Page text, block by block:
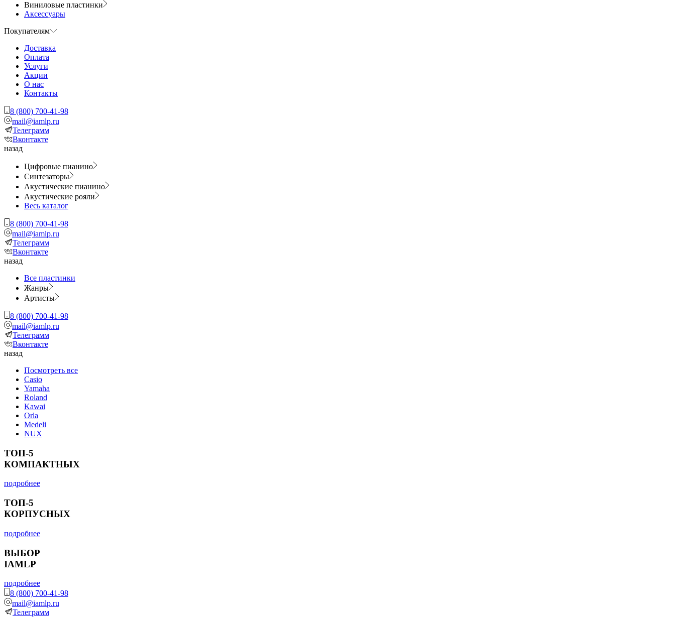
Виниловые пластинки
Аксессуары
Покупателям
Доставка
Оплата
Услуги
Акции
О нас
Контакты
8 (800) 700-41-98
mail@iamlp.ru
Телеграмм
Вконтакте
назад
Цифровые пианино
Синтезаторы
Акустические пианино
Акустические рояли
Весь каталог
8 (800) 700-41-98
mail@iamlp.ru
Телеграмм
Вконтакте
назад
Все пластинки
Жанры
Артисты
8 (800) 700-41-98
mail@iamlp.ru
Телеграмм
Вконтакте
назад
Посмотреть все
Casio
Yamaha
Roland
Kawai
Orla
Medeli
NUX
ТОП-5
КОМПАКТНЫХ
подробнее
ТОП-5
КОРПУСНЫХ
подробнее
ВЫБОР
IAMLP
подробнее
8 (800) 700-41-98
mail@iamlp.ru
Телеграмм